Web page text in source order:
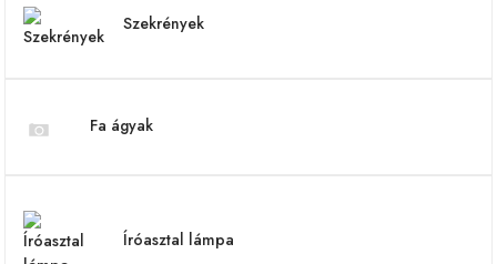
Szekrények
Fa ágyak
Íróasztal lámpa